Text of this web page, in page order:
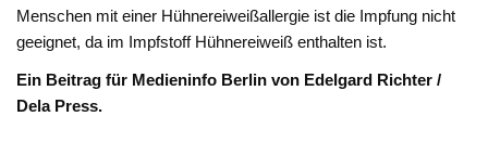
Menschen mit einer Hühnereiweißallergie ist die Impfung nicht
geeignet, da im Impfstoff Hühnereiweiß enthalten ist.
Ein Beitrag für Medieninfo Berlin von Edelgard Richter /
Dela Press.